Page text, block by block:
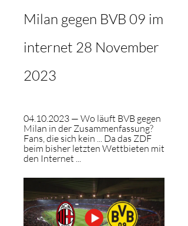
Milan gegen BVB 09 im
internet 28 November
2023
04.10.2023 — Wo läuft BVB gegen
Milan in der Zusammenfassung?
Fans, die sich kein ... Da das ZDF
beim bisher letzten Wettbieten mit
den Internet ...